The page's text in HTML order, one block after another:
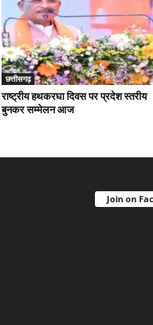
छत्तीसगढ़
राष्ट्रीय हथकरघा दिवस पर प्रदेश स्तरीय
बुनकर सम्मेलन आज
Join on